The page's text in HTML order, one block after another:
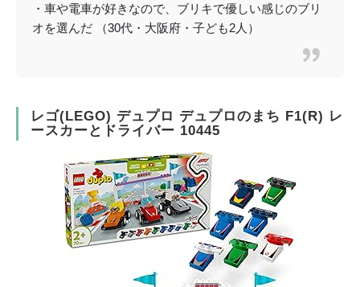
・車や電車が好きなので、ブリキで優しい感じのブリ
オを選んだ （30代・大阪府・子ども2人）
レゴ(LEGO) デュプロ デュプロのまち F1(R) レ
ースカーとドライバー 10445